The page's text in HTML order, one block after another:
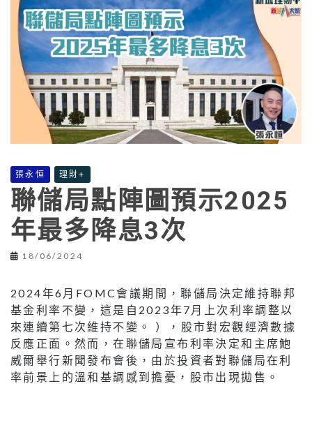
張永恒 理財+
聯儲局點陣圖預示2025
年最多降息3次
18/06/2024
2024年6月FOMC會議期間，聯儲局決定維持聯邦
基金利率不變，這是自2023年7月上次利率調整以
來連續第七次維持不變。 ），股市對宏觀經濟數據
反應正面。然而，在聯儲局宣布利率決定和主席鮑
威爾舉行新聞發布會後，由於投資者對聯儲局在利
率前景上的溫和基調感到擔憂，股市出現拋售。